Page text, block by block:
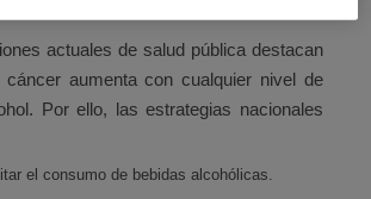
actuales de salud pública destacan
aumenta con cualquier nivel de
Por ello, las estrategias nacionales
el consumo de bebidas alcohólicas.